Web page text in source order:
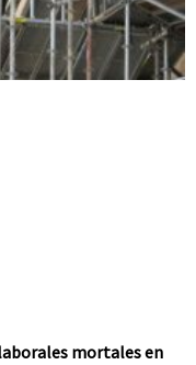
mortales en